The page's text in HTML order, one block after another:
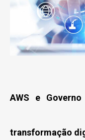
AWS e
transformação